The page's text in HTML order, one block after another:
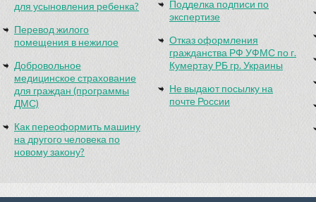
для усыновления ребенка?
Перевод жилого
помещения в нежилое
Добровольное
медицинское страхование
для граждан (программы
ДМС)
Как переоформить машину
на другого человека по
новому закону?
Подделка подписи по
экспертизе
Отказ оформления
гражданства РФ УФМС по г.
Кумертау РБ гр. Украины
Не выдают посылку на
почте России